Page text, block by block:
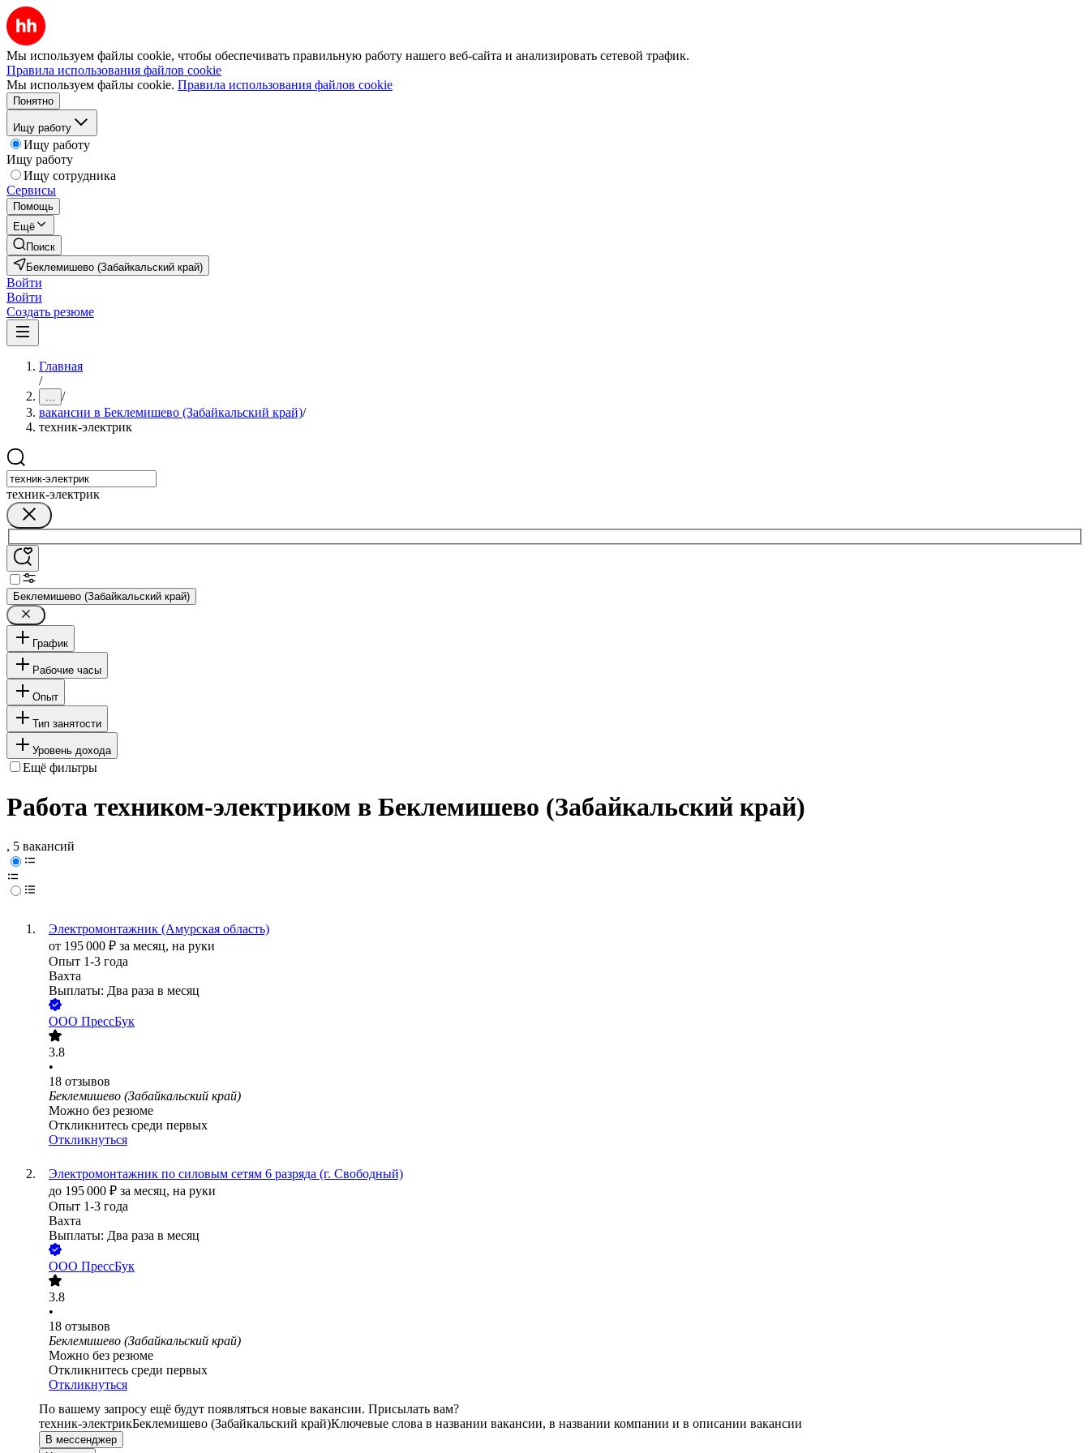
Мы используем файлы cookie, чтобы обеспечивать правильную работу нашего веб-сайта и анализировать сетевой трафик.
Правила использования файлов cookie
Мы используем файлы cookie. Правила использования файлов cookie
Понятно
Ищу работу
Ищу работу
Ищу работу
Ищу сотрудника
Сервисы
Помощь
Ещё
Поиск
Беклемишево (Забайкальский край)
Войти
Войти
Создать резюме
Главная
/
... /
вакансии в Беклемишево (Забайкальский край)/
техник-электрик
техник-электрик
Беклемишево (Забайкальский край)
График
Рабочие часы
Опыт
Тип занятости
Уровень дохода
Ещё фильтры
Работа техником-электриком в Беклемишево (Забайкальский край)
, 5 вакансий
Электромонтажник (Амурская область)
от 195 000 ₽ за месяц, на руки
Опыт 1-3 года
Вахта
Выплаты: Два раза в месяц
ООО ПрессБук
3.8
•
18 отзывов
Беклемишево (Забайкальский край)
Можно без резюме
Откликнитесь среди первых
Откликнуться
Электромонтажник по силовым сетям 6 разряда (г. Свободный)
до 195 000 ₽ за месяц, на руки
Опыт 1-3 года
Вахта
Выплаты: Два раза в месяц
ООО ПрессБук
3.8
•
18 отзывов
Беклемишево (Забайкальский край)
Можно без резюме
Откликнитесь среди первых
Откликнуться
По вашему запросу ещё будут появляться новые вакансии. Присылать вам?
техник-электрикБеклемишево (Забайкальский край)Ключевые слова в названии вакансии, в названии компании и в описании вакансии
В мессенджер